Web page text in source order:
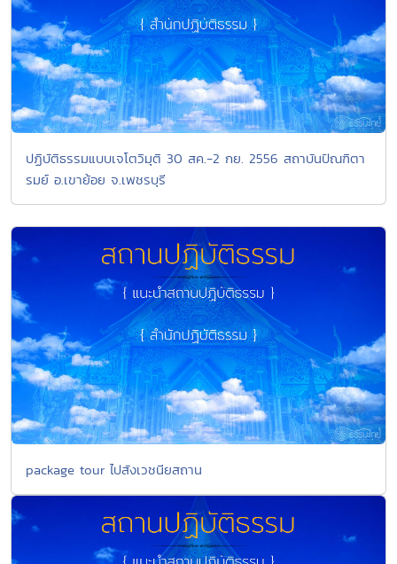
ปฏิบัติธรรมแบบเจโตวิมุติ 30 สค.-2 กย. 2556 สถาบันปัณฑิตา
รมย์ อ.เขาย้อย จ.เพชรบุรี
package tour ไปสังเวชนียสถาน